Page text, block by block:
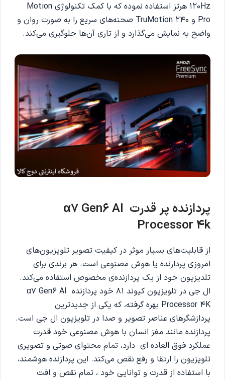
120Hz هرتز استفاده نموده که با کمک تکنولوژی Motion
Pro و TruMotion 240 صحنه‌های سریع را به صورت روان و
واضح به نمایش می‌گذارد و از تاری آن‌ها جلوگیری می‌کند.
پردازنده پر قدرت α7 Gen6 AI
Processor 4k
از قابلیت‌های بسیار موثر در کیفیت تصویر تلویزیون‌های
امروزی پردارنده‌ یا هوش مصنوعی است. هر برندی برای
تلدیزیون خود از یک پردازنده‌ی مخصوص استفاده می‌کند.
ال جی در تلویزیون کیوند 81 خود پردازنده α7 Gen6 AI
Processor 4K بهره گرفته، که یکی از جدیدترین
پردازشگرهای عناصر تصویر و صدا در تلویزیون‌ ال جی است.
پردازنده مانند مغز انسان با هوش مصنوعی خود قدرت
عملکرد فوق العاده ای دارد، تمام محتوای صوتی و تصویری
تلویزیون را ارتقا و رفع نقص می‌کند. این پردازنده هوشمند،
با استفاده از قدرت و توانایی خود ، تمام نقص و افت